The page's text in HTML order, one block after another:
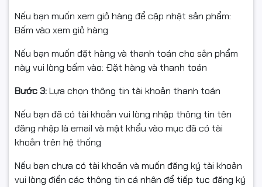
Quý khách quay video khi bóc hàng để làm bằng chứng
nếu sản phẩm bị hư hỏng, va đập hoặc lỗi vận chuyển.
Nếu sản phẩm không sử dụng được hoặc chưa biết
cách dùng, vui lòng liên hệ trước khi hoàn hàng để
Hàng hoàn trả cần được đóng gói nguyên vẹn như khi
nhận, không thiếu linh kiện hoặc hư hỏng.
Chỉ hỗ trợ đổi/hoàn sản phẩm còn nguyên trạng và có
giá trị sử dụng.
Nếu bạn muốn xem giỏ hàng để cập nhật sản phẩm:
Bấm vào xem giỏ hàng
Nếu bạn muốn đặt hàng và thanh toán cho sản phẩm
này vui lòng bấm vào: Đặt hàng và thanh toán
Bước 3:Lựa chọn thông tin tài khoản thanh toán
Nếu bạn đã có tài khoản vui lòng nhập thông tin tên
đăng nhập là email và mật khẩu vào mục đã có tài
khoản trên hệ thống
Nếu bạn chưa có tài khoản và muốn đăng ký tài khoản
vui lòng điền các thông tin cá nhân để tiếp tục đăng ký